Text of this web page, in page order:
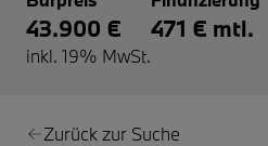
43.900 €
inkl. 19% MwSt.
471 € mtl.
Zurück zur Suche